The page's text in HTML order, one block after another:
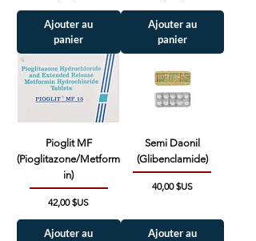
Ajouter au
panier
Ajouter au
panier
Pioglit MF
(Pioglitazone/Metform
in)
Prix
42,00 $US
Ajouter au
Semi Daonil
(Glibenclamide)
Prix
40,00 $US
Ajouter au